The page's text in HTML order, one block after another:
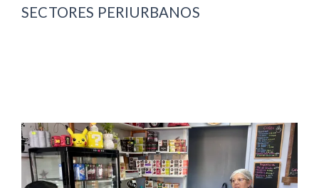
SECTORES PERIURBANOS